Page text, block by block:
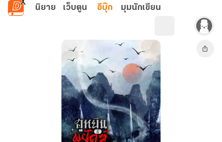
ข้ามไปยังเนื้อหาหลัก
นิยาย เว็บตูน อีบุ๊ก มุมนักเขียน